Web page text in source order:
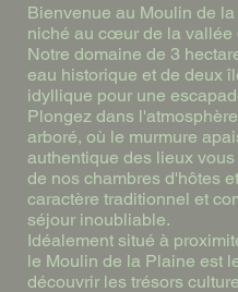
Bienvenue au Moulin de
niché au cœur de la vallée
Notre domaine de 3
eau historique et de deux
idyllique pour une
Plongez dans
arboré, où le murmure
authentique des lieux
de nos chambres d'hôtes
caractère traditionnel et
séjour inoubliable.
Idéalement situé à
le Moulin de la Plaine est
découvrir les trésors